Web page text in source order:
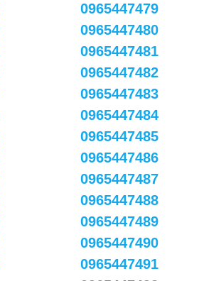
0965447479
0965447480
0965447481
0965447482
0965447483
0965447484
0965447485
0965447486
0965447487
0965447488
0965447489
0965447490
0965447491